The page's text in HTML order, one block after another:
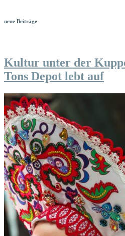
neue Beiträge
Kultur unter der
Tons Depot lebt auf